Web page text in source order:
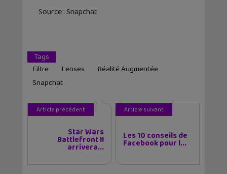
Source : Snapchat
Tags
Filtre
Lenses
Réalité Augmentée
Snapchat
Article précédent
Star Wars
Battlefront II
arrivera...
Article suivant
Les 10 conseils de
Facebook pour l...